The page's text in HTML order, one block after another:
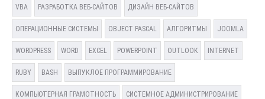
VBA РАЗРАБОТКА ВЕБ-САЙТОВ ДИЗАЙН ВЕБ-САЙТОВ
ОПЕРАЦИОННЫЕ СИСТЕМЫ OBJECT PASCAL АЛГОРИТМЫ JOOMLA
WORDPRESS WORD EXCEL POWERPOINT OUTLOOK INTERNET
RUBY BASH ВЫПУКЛОЕ ПРОГРАММИРОВАНИЕ
КОМПЬЮТЕРНАЯ ГРАМОТНОСТЬ СИСТЕМНОЕ АДМИНИСТРИРОВАНИЕ